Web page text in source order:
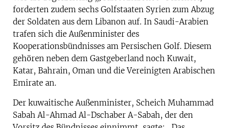
forderten zudem sechs Golfstaaten Syrien zum Abzug
der Soldaten aus dem Libanon auf. In Saudi-Arabien
trafen sich die Außenminister des
Kooperationsbündnisses am Persischen Golf. Diesem
gehören neben dem Gastgeberland noch Kuwait,
Katar, Bahrain, Oman und die Vereinigten Arabischen
Emirate an.
Der kuwaitische Außenminister, Scheich Muhammad
Sabah Al-Ahmad Al-Dschaber A-Sabah, der den